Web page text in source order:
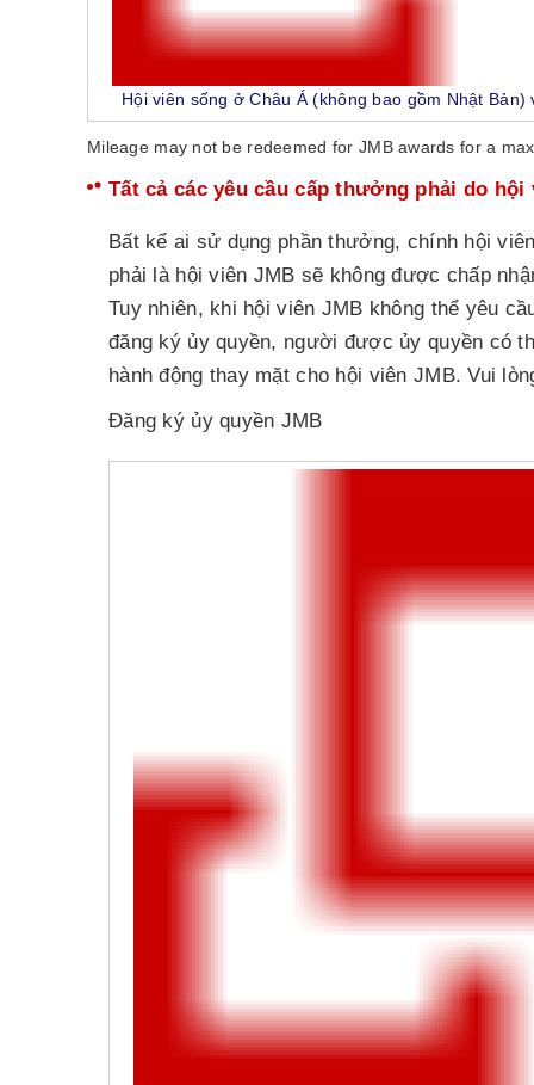
Hội viên sống ở Châu Á (không bao gồm Nhật
Mileage may not be redeemed for JMB awards for a
Tất cả các yêu cầu cấp thưởng phải do
Bất kể ai sử dụng phần thưởng, chính hội
phải là hội viên JMB sẽ không được chấp
Tuy nhiên, khi hội viên JMB không thể yêu
đăng ký ủy quyền, người được ủy quyền có
hành động thay mặt cho hội viên JMB. Vui
Đăng ký ủy quyền JMB